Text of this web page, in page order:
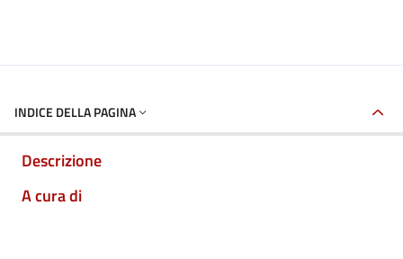
INDICE DELLA PAGINA
Descrizione
A cura di